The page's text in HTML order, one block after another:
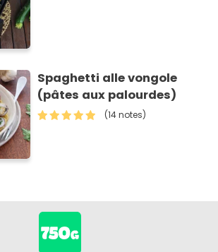
Spaghetti alle vongole
(pâtes aux palourdes)
(14 notes)